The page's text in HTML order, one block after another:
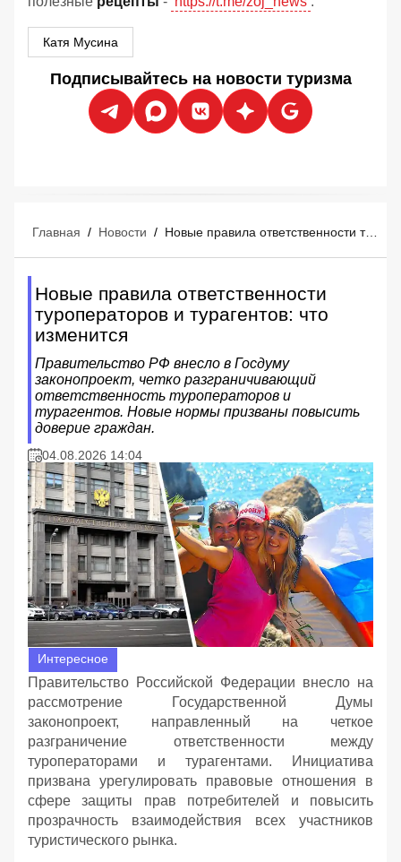
Катя Мусина
Подписывайтесь на новости туризма
Главная / Новости / Новые правила ответственности туроператоров и турагентов: что изменится
Новые правила ответственности
туроператоров и турагентов: что
изменится
Правительство РФ внесло в Госдуму
законопроект, четко разграничивающий
ответственность туроператоров и
турагентов. Новые нормы призваны повысить
доверие граждан.
04.08.2026 14:04
Интересное
Правительство Российской Федерации внесло на
рассмотрение Государственной Думы
законопроект, направленный на четкое
разграничение ответственности между
туроператорами и турагентами. Инициатива
призвана урегулировать правовые отношения в
сфере защиты прав потребителей и повысить
прозрачность взаимодействия всех участников
туристического рынка.